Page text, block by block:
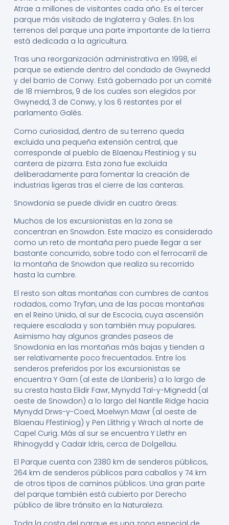
Atrae a millones de visitantes cada año. Es el tercer
parque más visitado de Inglaterra y Gales. En los
terrenos del parque una parte importante de la tierra
está dedicada a la agricultura.
Tras una reorganización administrativa en 1998, el
parque se extiende dentro del condado de Gwynedd
y del barrio de Conwy. Está gobernado por un comité
de 18 miembros, 9 de los cuales son elegidos por
Gwynedd, 3 de Conwy, y los 6 restantes por el
parlamento Galés.
Como curiosidad, dentro de su terreno queda
excluida una pequeña extensión central, que
corresponde al pueblo de Blaenau Ffestiniog y su
cantera de pizarra. Esta zona fue excluida
deliberadamente para fomentar la creación de
industrias ligeras tras el cierre de las canteras.
Snowdonia se puede dividir en cuatro áreas:
Muchos de los excursionistas en la zona se
concentran en Snowdon. Este macizo es considerado
como un reto de montaña pero puede llegar a ser
bastante concurrido, sobre todo con el ferrocarril de
la montaña de Snowdon que realiza su recorrido
hasta la cumbre.
El resto son altas montañas con cumbres de cantos
rodados, como Tryfan, una de las pocas montañas
en el Reino Unido, al sur de Escocia, cuya ascensión
requiere escalada y son también muy populares.
Asimismo hay algunos grandes paseos de
Snowdonia en las montañas más bajas y tienden a
ser relativamente poco frecuentados. Entre los
senderos preferidos por los excursionistas se
encuentra Y Garn (al este de Llanberis) a lo largo de
su cresta hasta Elidir Fawr, Mynydd Tal-y-Mignedd (al
oeste de Snowdon) a lo largo del Nantlle Ridge hacia
Mynydd Drws-y-Coed, Moelwyn Mawr (al oeste de
Blaenau Ffestiniog) y Pen Llithrig y Wrach al norte de
Capel Curig. Más al sur se encuentra Y Llethr en
Rhinogydd y Cadair Idris, cerca de Dolgellau.
El Parque cuenta con 2380 km de senderos públicos,
264 km de senderos públicos para caballos y 74 km
de otros tipos de caminos públicos. ​ Una gran parte
del parque también está cubierto por Derecho
público de libre tránsito en la Naturaleza.